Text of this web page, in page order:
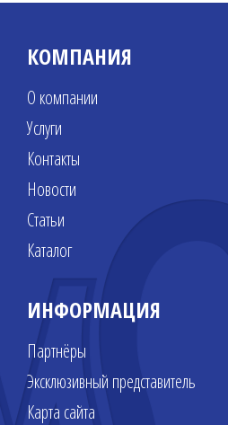
КОМПАНИЯ
О компании
Услуги
Контакты
Новости
Статьи
Каталог
ИНФОРМАЦИЯ
Партнёры
Эксклюзивный представитель
Карта сайта